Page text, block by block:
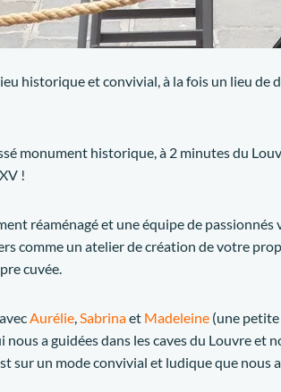
historique et convivial, à la fois un lieu
monument historique, à 2 minutes du
!
réaménagé et une équipe de passionnés
comme un atelier de création de votre
cuvée.
Aurélie,Sabrinaet Madeleine(une petite
nous a guidées dans les caves du Louvre et
sur un mode convivial et ludique que nous